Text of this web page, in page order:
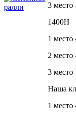
3
1400Н
1
2
3
Наша
1